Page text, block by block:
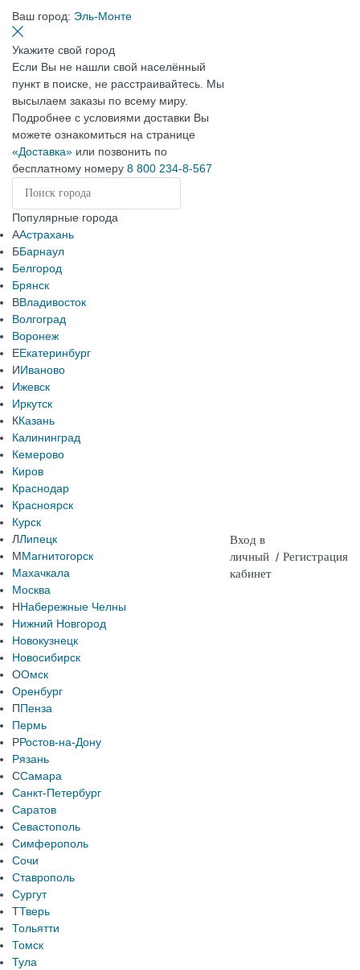
Ваш город: Эль-Монте
Укажите свой город
Если Вы не нашли свой населённый
пункт в поиске, не расстраивайтесь. Мы
высылаем заказы по всему миру.
Подробнее с условиями доставки Вы
можете ознакомиться на странице
«Доставка» или позвонить по
бесплатному номеру 8 800 234-8-567
Популярные города
ААстрахань
ББарнаул
Белгород
Брянск
ВВладивосток
Волгоград
Воронеж
ЕЕкатеринбург
ИИваново
Ижевск
Иркутск
ККазань
Калининград
Кемерово
Киров
Краснодар
Красноярск
Курск
ЛЛипецк
ММагнитогорск
Махачкала
Москва
ННабережные Челны
Нижний Новгород
Новокузнецк
Новосибирск
ООмск
Оренбург
ППенза
Пермь
РРостов-на-Дону
Рязань
ССамара
Санкт-Петербург
Саратов
Севастополь
Симферополь
Сочи
Ставрополь
Сургут
ТТверь
Тольятти
Томск
Тула
Вход в
личный
кабинет
/ Регистрация